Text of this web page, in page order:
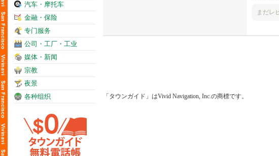
汽车・摩托车
金融・保险
专门服务
公司・工厂・工业
媒体・新闻
宗教
夜景
各种组织
まだレ
「タウンガイド」はVivid Navigation, Inc.の商標です。